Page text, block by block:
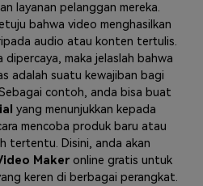
layanan pelanggan mereka.
bahwa video menghasilkan
audio atau konten tertulis.
dipercaya, maka jelaslah bahwa
adalah suatu kewajiban bagi
contoh, anda bisa buat
yang menunjukkan kepada
mencoba produk baru atau
tertentu. Disini, anda akan
Makeronline gratis untuk
keren di berbagai perangkat.